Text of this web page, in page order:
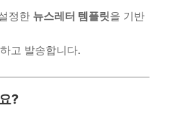
정한 뉴스레터 템플릿을 기반
고 발송합니다.
?